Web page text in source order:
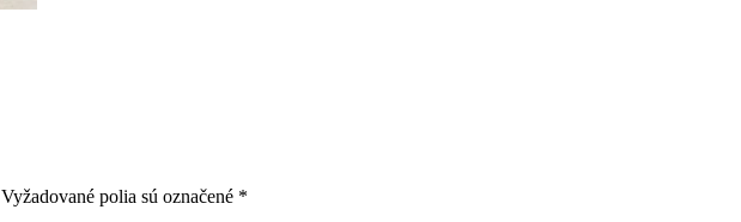
Vyžadované polia sú označené *